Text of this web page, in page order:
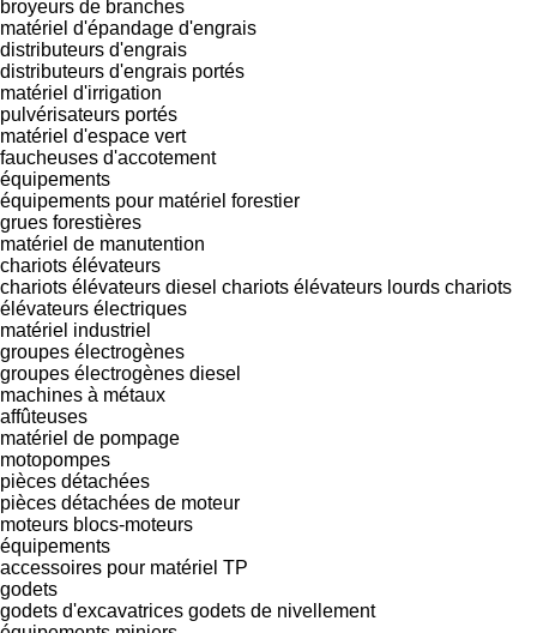
broyeurs de branches
matériel d'épandage d'engrais
distributeurs d'engrais
distributeurs d'engrais portés
matériel d'irrigation
pulvérisateurs portés
matériel d'espace vert
faucheuses d'accotement
équipements
équipements pour matériel forestier
grues forestières
matériel de manutention
chariots élévateurs
chariots élévateurs diesel chariots élévateurs lourds chariots
élévateurs électriques
matériel industriel
groupes électrogènes
groupes électrogènes diesel
machines à métaux
affûteuses
matériel de pompage
motopompes
pièces détachées
pièces détachées de moteur
moteurs blocs-moteurs
équipements
accessoires pour matériel TP
godets
godets d'excavatrices godets de nivellement